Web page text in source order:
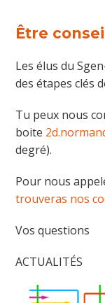
Être
Les élus du
des étapes clés
Tu peux nous
boite
degré).
Pour nous
trouveras nos
Vos questions
ACTUALITÉS